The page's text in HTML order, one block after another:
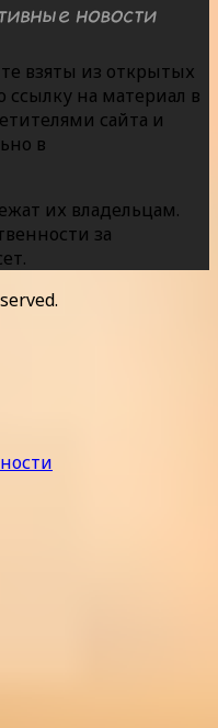
взяты из открытых
на материал в
сайта и
в
их владельцам.
за